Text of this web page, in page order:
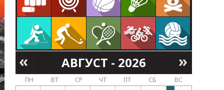
АВГУСТ - 2026
ПН ВТ СР ЧТ ПТ СБ ВС